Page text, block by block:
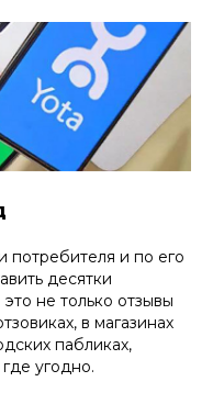
потребителя и по его
десятки
не только отзывы
в магазинах
пабликах,
угодно.